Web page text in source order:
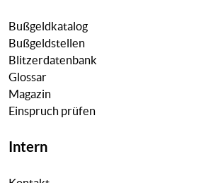
Bußgeldkatalog
Bußgeldstellen
Blitzerdatenbank
Glossar
Magazin
Einspruch prüfen
Intern